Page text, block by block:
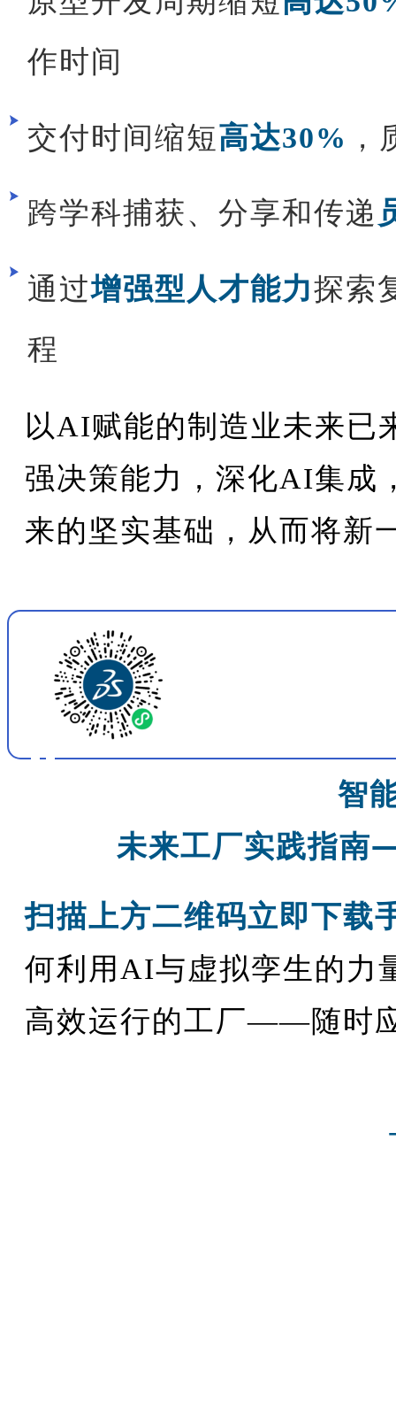
作时间
交付时间缩短高达30%
跨学科捕获、分享和传递
通过增强型人才能力探索
程
以AI赋能的制造业未来已
强决策能力，深化AI集成
来的坚实基础，从而将新
智
未来工厂实践指
扫描上方二维码立即下载
何利用AI与虚拟孪生的力
高效运行的工厂——随时